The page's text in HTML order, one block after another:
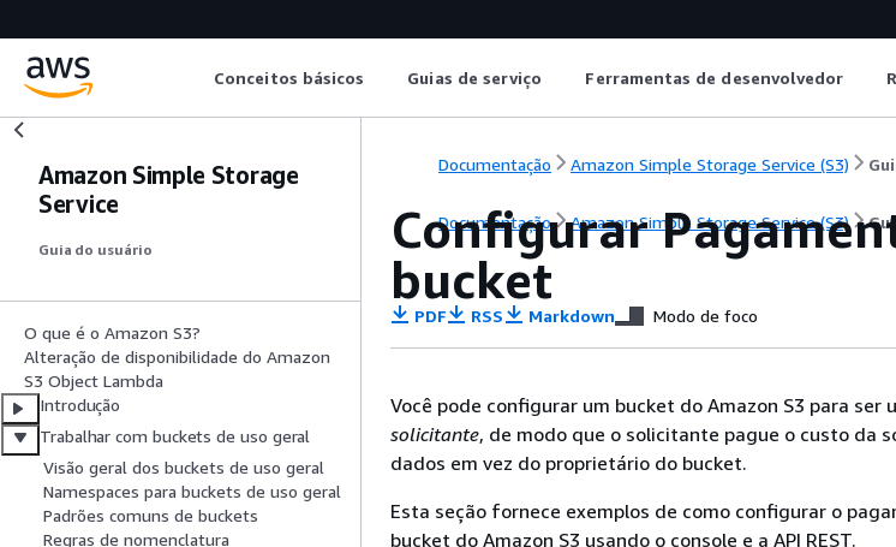
Conceitos básicos Guias de serviço Ferramentas de desenvolvedor
Amazon Simple Storage
Service
Guia do usuário
O que é o Amazon S3?
Alteração de disponibilidade do Amazon
S3 Object Lambda
Introdução
Trabalhar com buckets de uso geral
Visão geral dos buckets de uso geral
Namespaces para buckets de uso geral
Padrões comuns de buckets
Regras de nomenclatura
Documentação Amazon Simple Storage Service (S3)
Documentação Amazon Simple Storage Service (S3)
Configurar
bucket
PDF RSS Markdown Modo de foco
Você pode configurar um bucket do Amazon S3 para ser
solicitante, de modo que o solicitante pague o custo da
dados em vez do proprietário do bucket.
Esta seção fornece exemplos de como configurar o
bucket do Amazon S3 usando o console e a API REST.